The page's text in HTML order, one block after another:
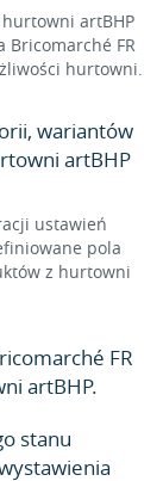
artBHP
Bricomarché FR
hurtowni.
wariantów
artBHP
ustawień
pola
z hurtowni
FR
artBHP.
stanu